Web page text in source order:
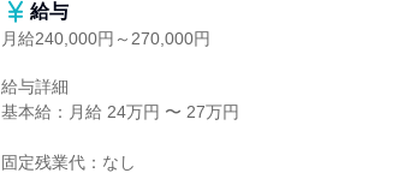
給与
月給240,000円～270,000円
給与詳細
基本給：月給 24万円 〜 27万円
固定残業代：なし